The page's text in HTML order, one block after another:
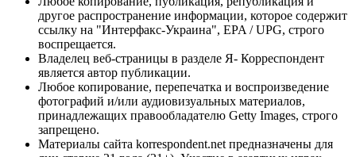
другое распространение информации, которое содержит
ссылку на "Интерфакс-Украина", EPA / UPG, строго
воспрещается.
Владелец веб-страницы в разделе Я- Корреспондент
является автор публикации.
Любое копирование, перепечатка и воспроизведение
фотографий и/или аудиовизуальных материалов,
принадлежащих правообладателю Getty Images, строго
запрещено.
Материалы сайта korrespondent.net предназначены для